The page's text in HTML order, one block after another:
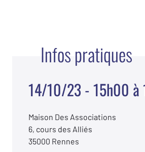
Infos pratiques
14/10/23 - 15h00 à
Maison Des Associations
6, cours des Alliés
35000 Rennes